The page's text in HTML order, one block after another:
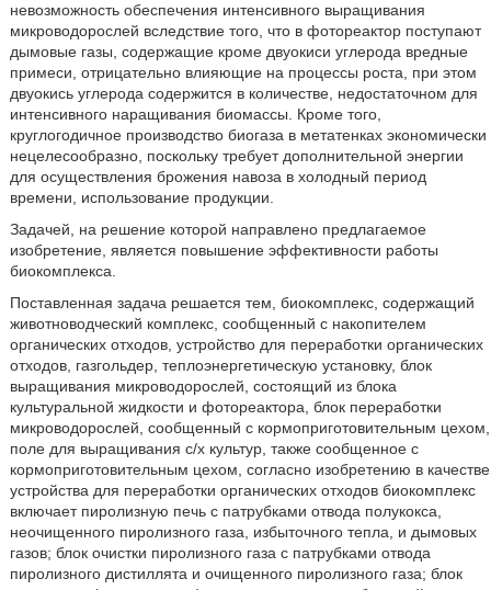
невозможность обеспечения интенсивного выращивания
микроводорослей вследствие того, что в фотореактор поступают
дымовые газы, содержащие кроме двуокиси углерода вредные
примеси, отрицательно влияющие на процессы роста, при этом
двуокись углерода содержится в количестве, недостаточном для
интенсивного наращивания биомассы. Кроме того,
круглогодичное производство биогаза в метатенках экономически
нецелесообразно, поскольку требует дополнительной энергии
для осуществления брожения навоза в холодный период
времени, использование продукции.
Задачей, на решение которой направлено предлагаемое
изобретение, является повышение эффективности работы
биокомплекса.
Поставленная задача решается тем, биокомплекс, содержащий
животноводческий комплекс, сообщенный с накопителем
органических отходов, устройство для переработки органических
отходов, газгольдер, теплоэнергетическую установку, блок
выращивания микроводорослей, состоящий из блока
культуральной жидкости и фотореактора, блок переработки
микроводорослей, сообщенный с кормоприготовительным цехом,
поле для выращивания с/х культур, также сообщенное с
кормоприготовительным цехом, согласно изобретению в качестве
устройства для переработки органических отходов биокомплекс
включает пиролизную печь с патрубками отвода полукокса,
неочищенного пиролизного газа, избыточного тепла, и дымовых
газов; блок очистки пиролизного газа с патрубками отвода
пиролизного дистиллята и очищенного пиролизного газа; блок